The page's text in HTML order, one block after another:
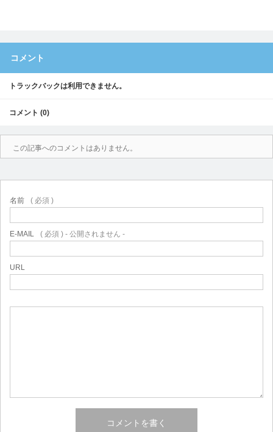
コメント
トラックバックは利用できません。
コメント (0)
この記事へのコメントはありません。
名前 ( 必須 )
E-MAIL ( 必須 ) - 公開されません -
URL